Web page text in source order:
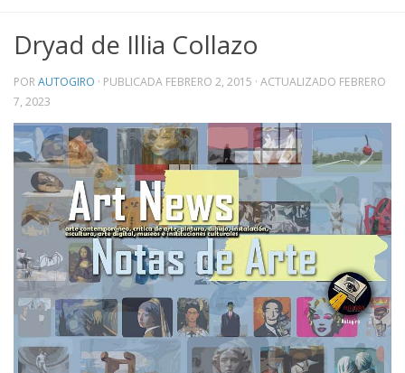
Dryad de Illia Collazo
PORAUTOGIRO · PUBLICADA FEBRERO 2, 2015 · ACTUALIZADO FEBRERO
7, 2023